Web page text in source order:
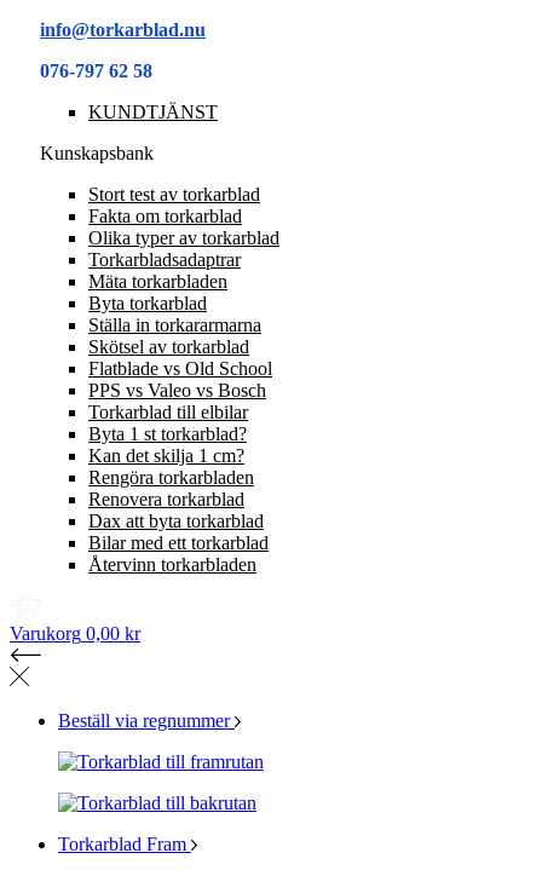
info@torkarblad.nu
076-797 62 58
KUNDTJÄNST
Kunskapsbank
Stort test av torkarblad
Fakta om torkarblad
Olika typer av torkarblad
Torkarbladsadaptrar
Mäta torkarbladen
Byta torkarblad
Ställa in torkararmarna
Skötsel av torkarblad
Flatblade vs Old School
PPS vs Valeo vs Bosch
Torkarblad till elbilar
Byta 1 st torkarblad?
Kan det skilja 1 cm?
Rengöra torkarbladen
Renovera torkarblad
Dax att byta torkarblad
Bilar med ett torkarblad
Återvinn torkarbladen
Varukorg 0,00 kr
Beställ via regnummer
Torkarblad Fram